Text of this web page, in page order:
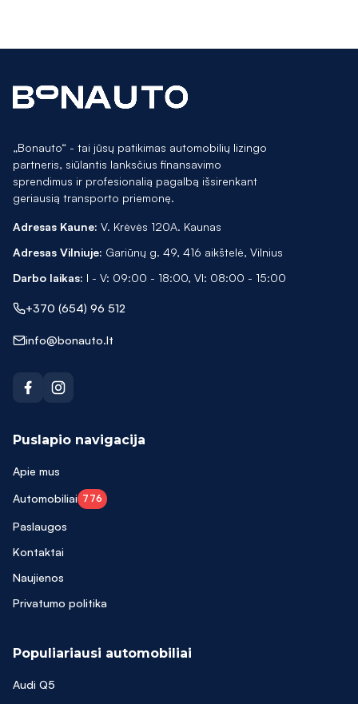
„Bonauto“ - tai jūsų patikimas automobilių lizingo
partneris, siūlantis lanksčius finansavimo
sprendimus ir profesionalią pagalbą išsirenkant
geriausią transporto priemonę.
Adresas Kaune: V. Krėvės 120A. Kaunas
Adresas Vilniuje: Gariūnų g. 49, 416 aikštelė, Vilnius
Darbo laikas: I - V: 09:00 - 18:00, VI: 08:00 - 15:00
+370 (654) 96 512
info@bonauto.lt
Puslapio navigacija
Apie mus
Automobiliai 776
Paslaugos
Kontaktai
Naujienos
Privatumo politika
Populiariausi automobiliai
Audi Q5